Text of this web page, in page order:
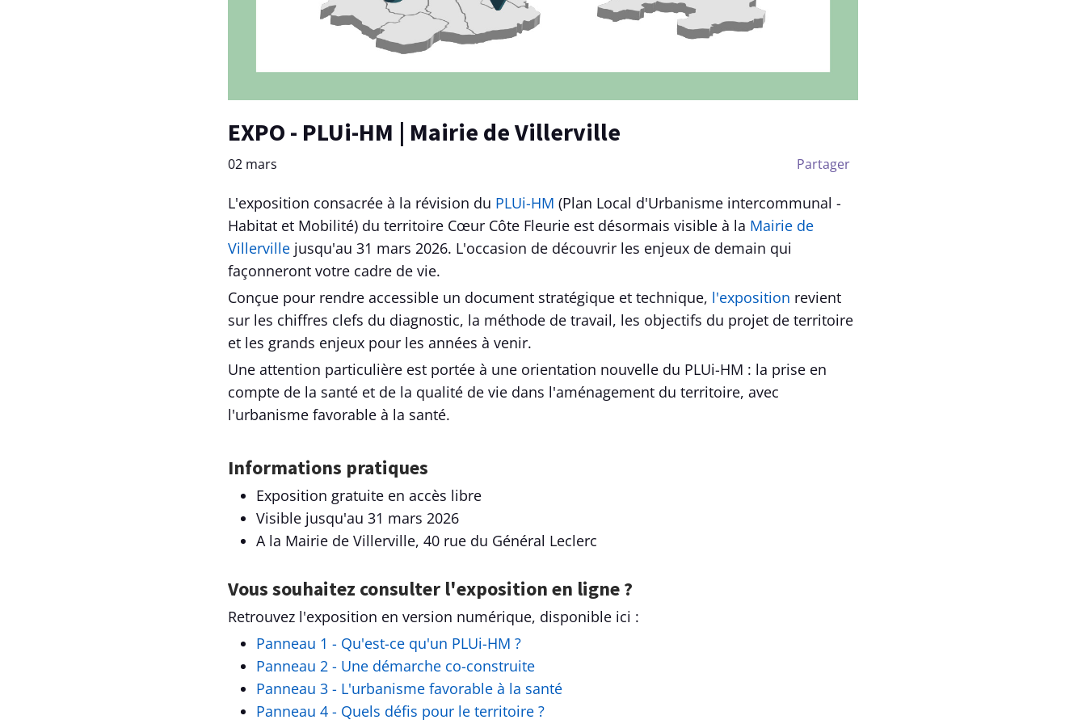
EXPO - PLUi-HM | Mairie de Villerville
02 mars Partager
L'exposition consacrée à la révision du PLUi-HM (Plan Local d'Urbanisme intercommunal -
Habitat et Mobilité) du territoire Cœur Côte Fleurie est désormais visible à la Mairie de
Villerville jusqu'au 31 mars 2026. L'occasion de découvrir les enjeux de demain qui
façonneront votre cadre de vie.
Conçue pour rendre accessible un document stratégique et technique, l'exposition revient
sur les chiffres clefs du diagnostic, la méthode de travail, les objectifs du projet de territoire
et les grands enjeux pour les années à venir.
Une attention particulière est portée à une orientation nouvelle du PLUi-HM : la prise en
compte de la santé et de la qualité de vie dans l'aménagement du territoire, avec
l'urbanisme favorable à la santé.
Informations pratiques
Exposition gratuite en accès libre
Visible jusqu'au 31 mars 2026
A la Mairie de Villerville, 40 rue du Général Leclerc
Vous souhaitez consulter l'exposition en ligne ?
Retrouvez l'exposition en version numérique, disponible ici :
Panneau 1 - Qu'est-ce qu'un PLUi-HM ?
Panneau 2 - Une démarche co-construite
Panneau 3 - L'urbanisme favorable à la santé
Panneau 4 - Quels défis pour le territoire ?